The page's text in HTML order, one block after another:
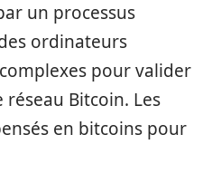
un processus
ordinateurs
pour valider
Bitcoin. Les
en bitcoins pour